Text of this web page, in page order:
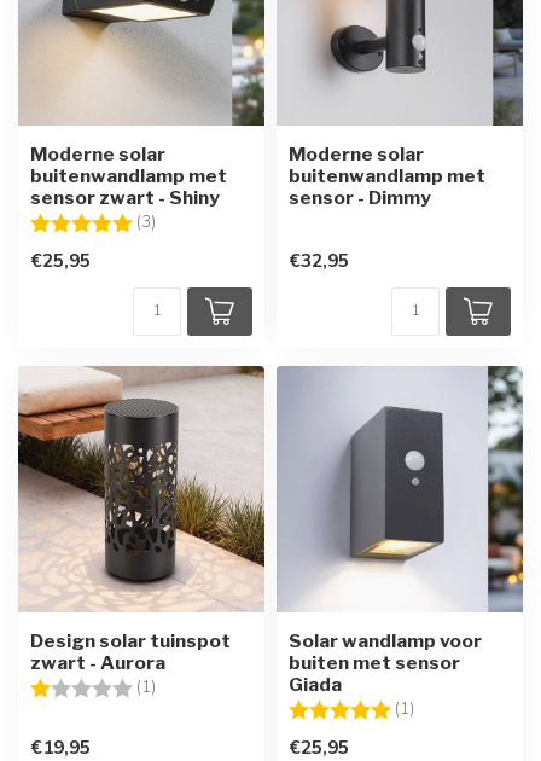
Moderne solar
buitenwandlamp met
sensor zwart - Shiny
Beoordeling: (3)
€25,95
Moderne solar
buitenwandlamp met
sensor - Dimmy
€32,95
Design solar tuinspot
zwart - Aurora
Beoordeling: (1)
€19,95
Solar wandlamp voor
buiten met sensor
Giada
Beoordeling: (1)
€25,95